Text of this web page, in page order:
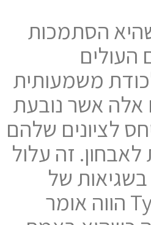
הסתמכות
העולים
משמעותית
אלה אשר נובעת
לציונים שלהם
לאבחון. זה עלול
בשגיאות של
Type 1 ו-Type 2 הווה אומר